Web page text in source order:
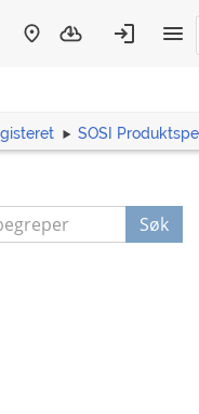
SOSI
Søk